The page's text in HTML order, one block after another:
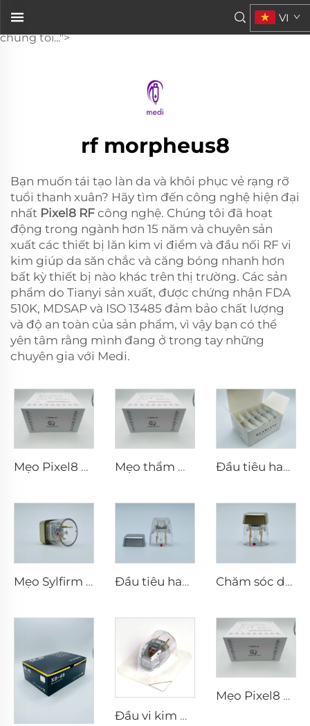
. Chúng tôi đã hoạt động trong ngành hơn 15 năm và
chúng tôi...">
VI
rf morpheus8
Bạn muốn tái tạo làn da và khôi phục vẻ rạng rỡ
tuổi thanh xuân? Hãy tìm đến công nghệ hiện đại
nhất Pixel8 RF công nghệ. Chúng tôi đã hoạt
động trong ngành hơn 15 năm và chuyên sản
xuất các thiết bị lăn kim vi điểm và đầu nối RF vi
kim giúp da săn chắc và căng bóng nhanh hơn
bất kỳ thiết bị nào khác trên thị trường. Các sản
phẩm do Tianyi sản xuất, được chứng nhận FDA
510K, MDSAP và ISO 13485 đảm bảo chất lượng
và độ an toàn của sản phẩm, vì vậy bạn có thể
yên tâm rằng mình đang ở trong tay những
chuyên gia với Medi.
Mẹo Pixel8 RF Mẹo thẩm mỹ Pixel8 RF Rohrer 25 49 64 Đầu tiêu hao điện cực lưỡng cực vi kim RF Scarlet S, 25 châm
Mẹo Sylfirm X vi kim rf X-25 Đầu tiêu hao điện cực lưỡng cực vi kim RF Scarlet S, 25 châm Chăm sóc da vi kim RF Sylfirm X đầu tip Sylfirm X X-25
Đầu vi kim RF Sylfirm X XE-25 cartridge từ Viol
Mẹo Pixel8 RF